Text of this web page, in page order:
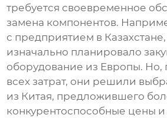
требуется своевременное
замена компонентов.
с предприятием в
изначально планировало
оборудование из Европы. Но,
всех затрат, они решили
из Китая, предложившего
конкурентоспособные цены и